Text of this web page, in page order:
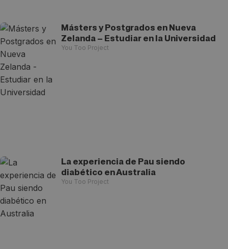
Másters y Postgrados en Nueva
Zelanda – Estudiar en la Universidad
You Too Project
La experiencia de Pau siendo
diabético en Australia
You Too Project